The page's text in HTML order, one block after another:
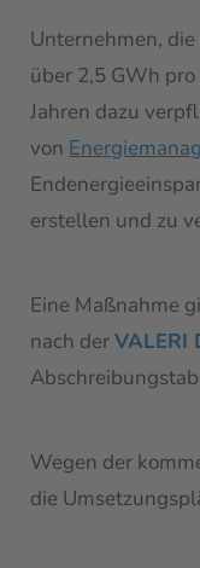
Unternehmen,
über 2,5 GWh
Jahren dazu
von
erstellen und zu
Eine Maßnahme
nach derVALERI
Wegen der
die